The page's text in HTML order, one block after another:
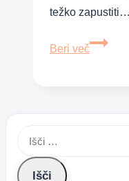
težko zapustiti…
Beri več
Pet
Išči: